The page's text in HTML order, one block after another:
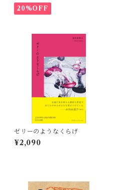
20%OFF
ゼリーのようなくらげ
¥2,090